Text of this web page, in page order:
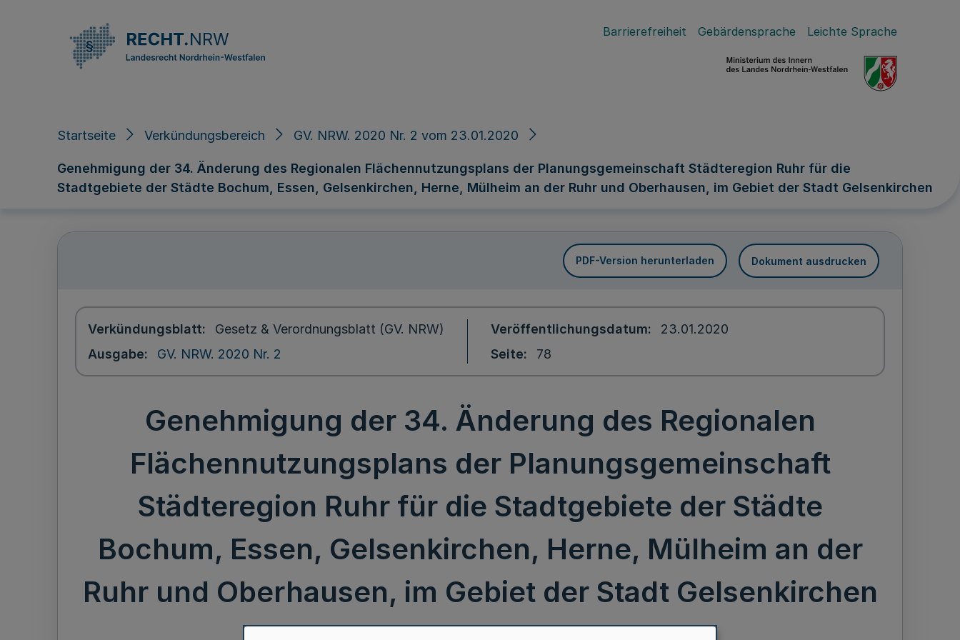
Barrierefreiheit Gebärdensprache Leichte Sprache
Startseite Verkündungsbereich GV. NRW. 2020 Nr. 2 vom 23.01.2020
Genehmigung der 34. Änderung des Regionalen Flächennutzungsplans der Planungsgemeinschaft Städteregion Ruhr für die
Stadtgebiete der Städte Bochum, Essen, Gelsenkirchen, Herne, Mülheim an der Ruhr und Oberhausen, im Gebiet der Stadt Gelsenkirchen
PDF-Version herunterladen Dokument ausdrucken
Verkündungsblatt
Gesetz & Verordnungsblatt (GV. NRW)
Ausgabe
GV. NRW. 2020 Nr. 2
Veröffentlichungsdatum
23.01.2020
Seite
78
Genehmigung der 34. Änderung des Regionalen
Flächennutzungsplans der Planungsgemeinschaft
Städteregion Ruhr für die Stadtgebiete der Städte
Bochum, Essen, Gelsenkirchen, Herne, Mülheim an der
Ruhr und Oberhausen, im Gebiet der Stadt Gelsenkirchen